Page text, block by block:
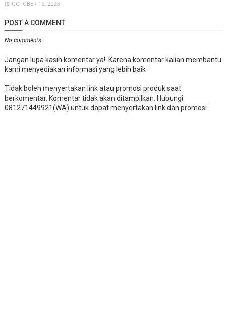
OCTOBER 16, 2025
POST A COMMENT
No comments
Jangan lupa kasih komentar ya!. Karena komentar kalian membantu
kami menyediakan informasi yang lebih baik
Tidak boleh menyertakan link atau promosi produk saat
berkomentar. Komentar tidak akan ditampilkan. Hubungi
081271449921(WA) untuk dapat menyertakan link dan promosi